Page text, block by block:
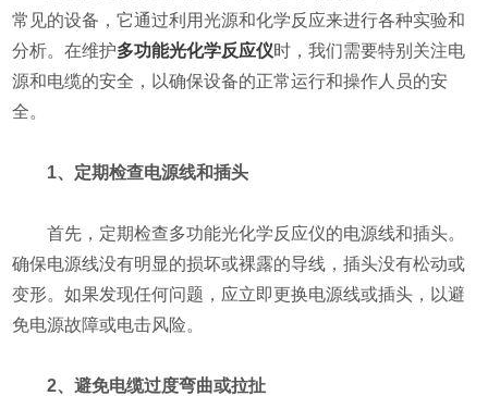
常见的设备，它通过利用光源和化学反应来进行各种实验和
分析。在维护多功能光化学反应仪时，我们需要特别关注电
源和电缆的安全，以确保设备的正常运行和操作人员的安
全。
1、定期检查电源线和插头
首先，定期检查多功能光化学反应仪的电源线和插头。
确保电源线没有明显的损坏或裸露的导线，插头没有松动或
变形。如果发现任何问题，应立即更换电源线或插头，以避
免电源故障或电击风险。
2、避免电缆过度弯曲或拉扯